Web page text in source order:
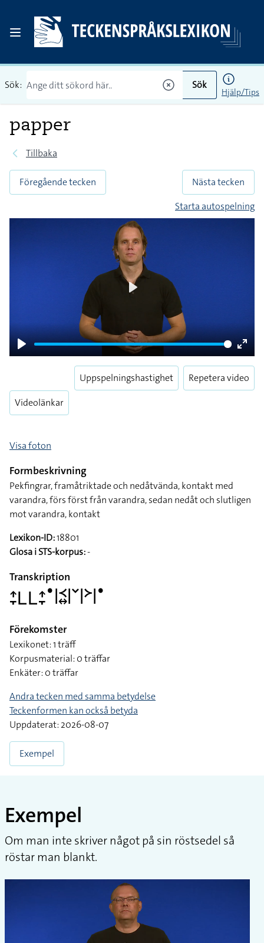
Sök: Sök
Hjälp/Tips
papper
Tillbaka
Föregående tecken
Nästa tecken
Starta autospelning
Play
Enter
Videolänkar
Uppspelningshastighet Repetera video
Visa foton
Formbeskrivning
Pekfingrar, framåtriktade och nedåtvända, kontakt med
varandra, förs först från varandra, sedan nedåt och slutligen
mot varandra, kontakt
Lexikon-ID:18801
Glosa i STS-korpus:-
Transkription
􌤴􌥙􌥈􌥈􌤴􌥙􌤟􌥼􌥹􌦉􌥼􌥧􌥼􌦅􌥼􌤟
Förekomster
Lexikonet: 1 träff
Korpusmaterial: 0 träffar
Enkäter: 0 träffar
Andra tecken med samma betydelse
Teckenformen kan också betyda
Uppdaterat: 2026-08-07
Exempel
Exempel
Om man inte skriver något på sin röstsedel så
röstar man blankt.